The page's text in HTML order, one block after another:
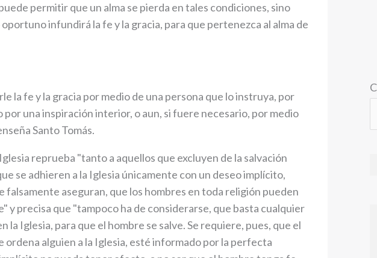
permitir que un alma se pierda en tales condiciones, sino
infundirá la fe y la gracia, para que pertenezca al alma de
la fe y la gracia por medio de una persona que lo instruya, por
por una inspiración interior, o aun, si fuere necesario, por medio
Santo Tomás.
reprueba "tanto a aquellos que excluyen de la salvación
se adhieren a la Iglesia únicamente con un deseo implícito,
falsamente aseguran, que los hombres en toda religión pueden
y precisa que "tampoco ha de considerarse, que basta cualquier
la Iglesia, para que el hombre se salve. Se requiere, pues, que el
ordena alguien a la Iglesia, esté informado por la perfecta